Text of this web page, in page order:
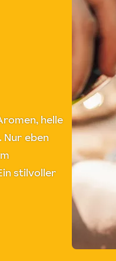
helle
Nur eben
stilvoller